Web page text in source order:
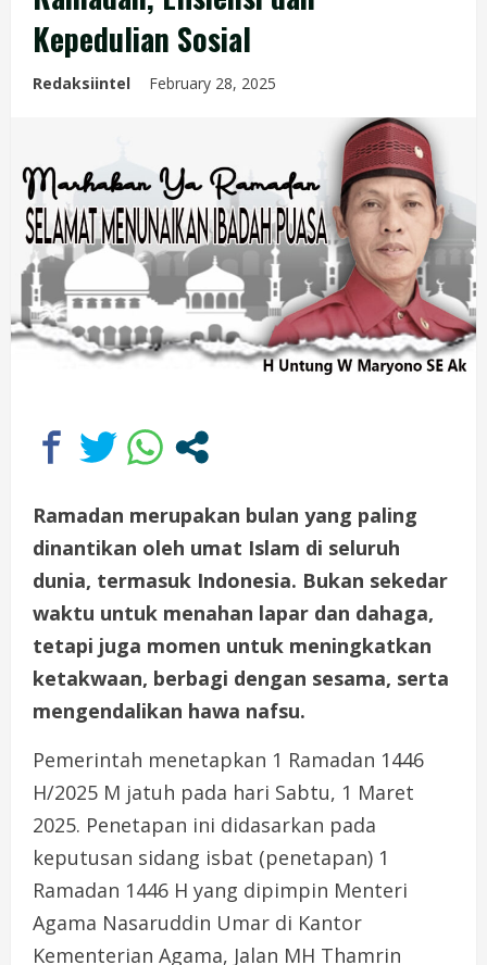
Kepedulian Sosial
Redaksiintel February 28, 2025
Ramadan merupakan bulan yang paling
dinantikan oleh umat Islam di seluruh
dunia, termasuk Indonesia. Bukan sekedar
waktu untuk menahan lapar dan dahaga,
tetapi juga momen untuk meningkatkan
ketakwaan, berbagi dengan sesama, serta
mengendalikan hawa nafsu.
Pemerintah menetapkan 1 Ramadan 1446
H/2025 M jatuh pada hari Sabtu, 1 Maret
2025. Penetapan ini didasarkan pada
keputusan sidang isbat (penetapan) 1
Ramadan 1446 H yang dipimpin Menteri
Agama Nasaruddin Umar di Kantor
Kementerian Agama, Jalan MH Thamrin